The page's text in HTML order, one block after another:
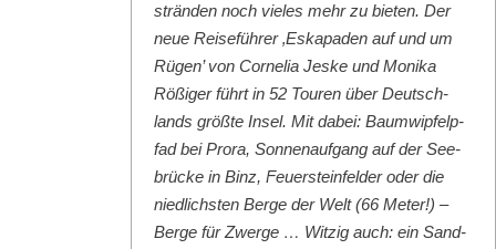
strän­den noch vieles mehr zu bieten. Der
neue Reise­führer ‚Eska­paden auf und um
Rügen’ von Cor­nelia Jeske und Moni­ka
Rößiger führt in 52 Touren über Deutsch­
lands größte Insel. Mit dabei: Baumwipfelp­
fad bei Pro­ra, Son­nenauf­gang auf der See­
brücke in Binz, Feuer­ste­in­felder oder die
niedlich­sten Berge der Welt (66 Meter!) –
Berge für Zwerge … Witzig auch: ein Sand­